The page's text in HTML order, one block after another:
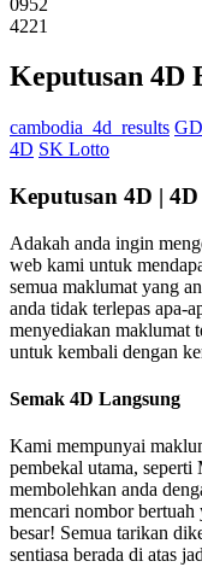
4221
Keputusan 4D
cambodia_4d_results
4D SK Lotto
Keputusan 4D |
Adakah anda ingin
web kami untuk
semua maklumat yang
anda tidak terlepas apa-
menyediakan maklumat
untuk kembali dengan
Semak 4D Langsung
Kami mempunyai
pembekal utama,
membolehkan anda
mencari nombor bertuah
besar! Semua tarikan
sentiasa berada di atas